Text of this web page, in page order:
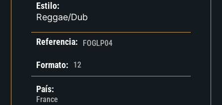
Estilo:
Reggae/Dub
Referencia: FOGLP04
Formato: 12
País:
France